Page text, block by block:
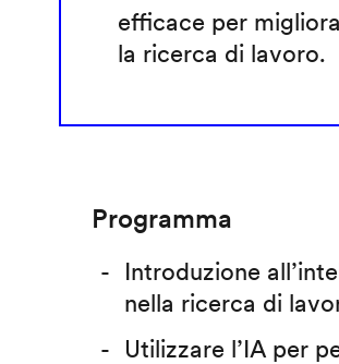
efficace per
la ricerca di lavoro.
Programma
Introduzione
nella ricerca di
Utilizzare l’IA per